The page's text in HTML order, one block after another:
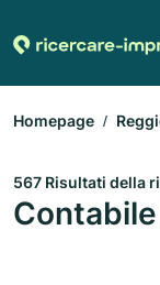
Homepage
567 Risultati della